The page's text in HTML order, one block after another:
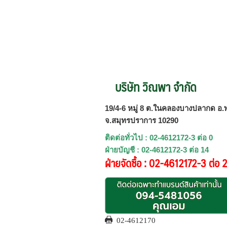
บริษัท วิณพา จำกัด
19/4-6 หมู่ 8 ต.ในคลองบางปลากด อ.
จ.สมุทรปราการ 10290
ติดต่อทั่วไป : 02-4612172-3 ต่อ 0
ฝ่ายบัญชี : 02-4612172-3 ต่อ 14
ฝ่ายจัดซื้อ : 02-4612172-3 ต่อ
02-4612170